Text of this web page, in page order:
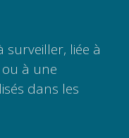
surveiller, liée à
à une
dans les